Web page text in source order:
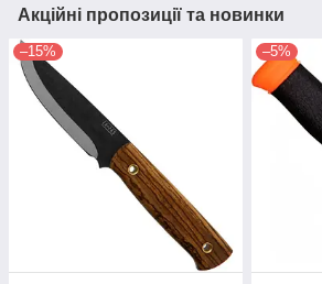
Акційні пропозиції та новинки
–15% –5%